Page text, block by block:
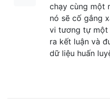
chạy cùng một
nó sẽ cố gắng
vi tương tự một
ra kết luận và
dữ liệu huấn